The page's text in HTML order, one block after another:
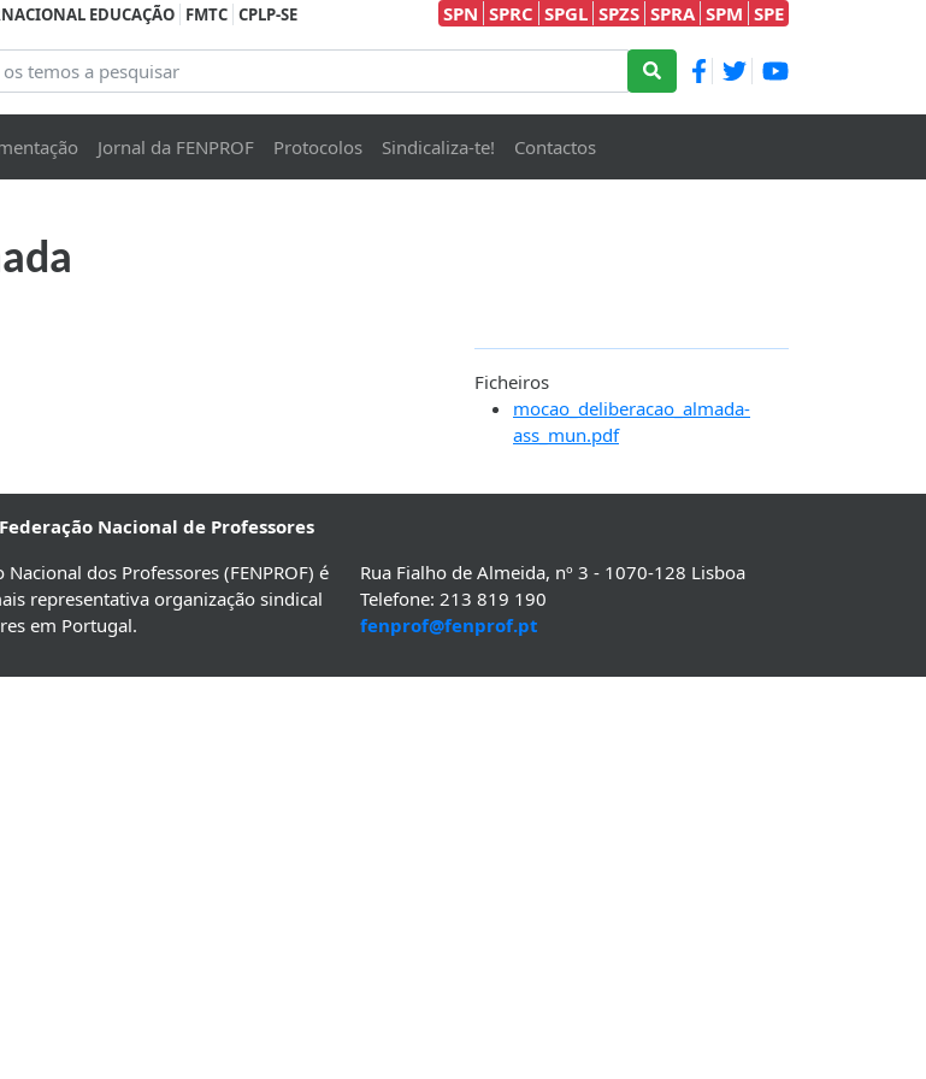
EDUCAÇÃO FMTC CPLP-SE SPN SPRC SPGL SPZS SPRA SPM SPE
Jornal da FENPROF Protocolos Sindicaliza-te! Contactos
Ficheiros
mocao_deliberacao_almada-
ass_mun.pdf
Federação Nacional de Professores
Nacional dos Professores (FENPROF) é
representativa organização sindical
em Portugal.
Rua Fialho de Almeida, nº 3 - 1070-128 Lisboa
Telefone: 213 819 190
fenprof@fenprof.pt